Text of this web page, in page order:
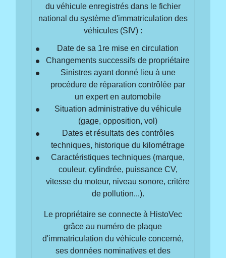
du véhicule enregistrés dans le fichier
national du système d'immatriculation des
véhicules (SIV) :
Date de sa 1re mise en circulation
Changements successifs de propriétaire
Sinistres ayant donné lieu à une
procédure de réparation contrôlée par
un expert en automobile
Situation administrative du véhicule
(gage, opposition, vol)
Dates et résultats des contrôles
techniques, historique du kilométrage
Caractéristiques techniques (marque,
couleur, cylindrée, puissance CV,
vitesse du moteur, niveau sonore, critère
de pollution...).
Le propriétaire se connecte à HistoVec
grâce au numéro de plaque
d'immatriculation du véhicule concerné,
ses données nominatives et des